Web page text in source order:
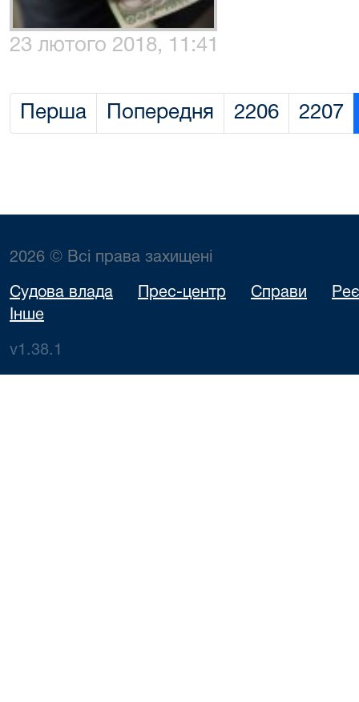
23 лютого 2018, 11:41
Перша Попередня 2206 2207
2026 © Всі права захищені
Судова влада Прес-центр Справи
Інше
v1.38.1